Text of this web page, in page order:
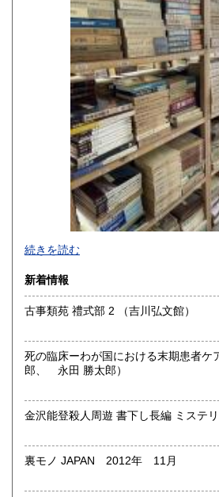
800円 大分
800円 鹿児
1,500円
-
沿線名：-
最寄駅：-
営業時間：-
定休日：-
書籍の買取について
-
取り扱い分野
総記、哲学宗教、歴史、社会科学、自
語国文、外国文学、古典籍、近代文献
カルチャー、古書一般（その他）
書籍全般
続きを読む
新着情報
古事類苑 禮式部 2 （吉川弘文館）
死の臨床ーわが国における末期患者ケアの実際
郎、 永田 勝太郎）
裏モノ JAPAN 2012年 11月